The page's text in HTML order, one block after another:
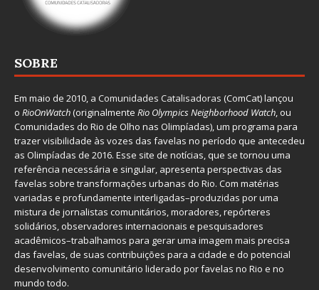
SOBRE
Em maio de 2010, a Comunidades Catalisadoras (ComCat) lançou
o RioOnWatch(originalmente Rio Olympics Neighborhood Watch, ou
Comunidades do Rio de Olho nas Olimpíadas), um programa para
trazer visibilidade às vozes das favelas no período que antecedeu
as Olimpíadas de 2016. Esse site de notícias, que se tornou uma
referência necessária e singular, apresenta perspectivas das
favelas sobre transformações urbanas do Rio. Com matérias
variadas e profundamente interligadas–produzidas por uma
mistura de jornalistas comunitários, moradores, repórteres
solidários, observadores internacionais e pesquisadores
acadêmicos–trabalhamos para gerar uma imagem mais precisa
das favelas, de suas contribuições para a cidade e do potencial
desenvolvimento comunitário liderado por favelas no Rio e no
mundo todo.